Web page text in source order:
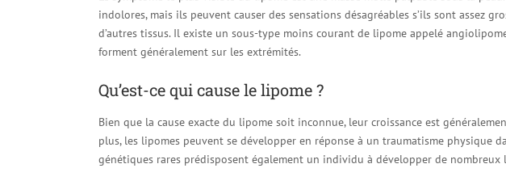
indolores, mais ils peuvent causer des sensations désagréables s’ils sont assez
d’autres tissus. Il existe un sous-type moins courant de lipome appelé
forment généralement sur les extrémités.
Qu’est-ce qui cause le lipome ?
Bien que la cause exacte du lipome soit inconnue, leur croissance est
plus, les lipomes peuvent se développer en réponse à un traumatisme physique
génétiques rares prédisposent également un individu à développer de nombreux